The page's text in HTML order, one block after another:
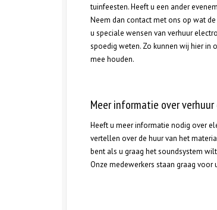
tuinfeesten. Heeft u een ander
Neem dan contact met ons op wat
u speciale wensen van verhuur
spoedig weten. Zo kunnen wij hier in
mee houden.
Meer informatie over
Heeft u meer informatie nodig over
vertellen over de huur van het
bent als u graag het soundsystem
Onze medewerkers staan graag voor